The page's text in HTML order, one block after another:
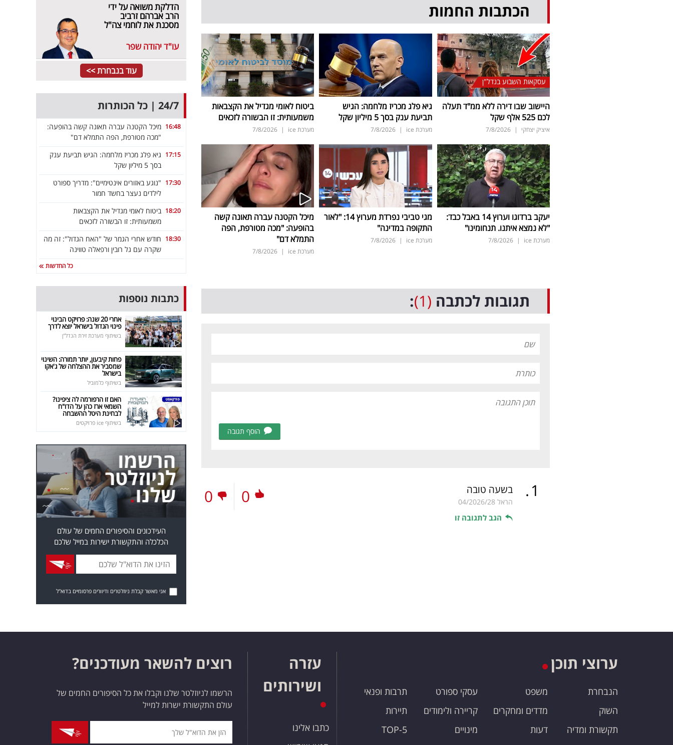
הכתבות החמות
עסקאות השבוע בנדל"ן
היישוב שבו דירה ללא ממ"ד תעלה
לכם 525 אלף שקל
איציק יצחקי |
7/8/2026
גיא פלג מכריז מלחמה: הגיש
תביעת ענק בסך 5 מיליון שקל
מערכת ice |
7/8/2026
ביטוח לאומי מגדיל את הקצבאות
משמעותית: זו הבשורה לזכאים
מערכת ice |
7/8/2026
יעקב ברדוגו וערוץ 14 באבל כבד:
"לא נמצא איתנו. תנחומינו"
מערכת ice |
7/8/2026
מגי טביבי נפרדת מערוץ 14: "לאור
התקופה במדינה"
מערכת ice |
7/8/2026
מיכל הקטנה עברה תאונה קשה
בהופעה: "מכה מטורפת, הפה
התמלא דם"
מערכת ice |
7/8/2026
תגובות לכתבה (1)
:
הוסף תגובה
1
. בשעה טובה
הראל 04/2026/28
הגב לתגובה זו
0
0
הדלקת משואה על ידי
הרב אברהם זרביב
מסכנת את לוחמי צה"ל
עו"ד יהודה שפר
עוד בנבחרת >>
24/7 | כל הכותרות
16:48 מיכל הקטנה עברה תאונה קשה בהופעה:
"מכה מטורפת, הפה התמלא דם"
17:15 גיא פלג מכריז מלחמה: הגיש תביעת ענק
בסך 5 מיליון שקל
17:30 "נוגע באזורים אינטימיים": מדריך ספורט
לילדים נעצר בחשד חמור
18:20 ביטוח לאומי מגדיל את הקצבאות
משמעותית: זו הבשורה לזכאים
18:30 חודש אחרי הגמר של "האח הגדול": זה מה
שקרה עם גל רובין ורפאלה טווינה
כל החדשות
כתבות נוספות
אחרי 20 שנה: פרויקט הבינוי
פינוי הגדול בישראל יוצא לדרך
בשיתוף מערכת זירת הנדל"ן
פחות קיבעון, יותר תמורה: השינוי
שמסביר את ההצלחה של ג'אקו
בישראל
בשיתוף כלמוביל
האם זו הרפורמה לה ציפינו?
השמאי ארז כהן על הדו"ח
לבחינת היטל ההשבחה
בשיתוף ice פרויקטים
העידכונים והסיפורים החמים של עולם
הכלכלה והתקשורת ישירות במייל שלכם
אני מאשר קבלת ניוזלטרים ודיוורים פרסומיים בדוא"ל
ערוצי תוכן
הנבחרת
השוק
תקשורת ומדיה
משפט
מדדים ומחקרים
דעות
עסקי ספורט
קריירה ולימודים
מינויים
תרבות ופנאי
תיירות
TOP-5
עזרה
ושירותים
כתבו אלינו
רוצים להשאר מעודכנים?
הרשמו לניוזלטר שלנו וקבלו את כל הסיפורים החמים של
עולם התקשורת ישרות למייל